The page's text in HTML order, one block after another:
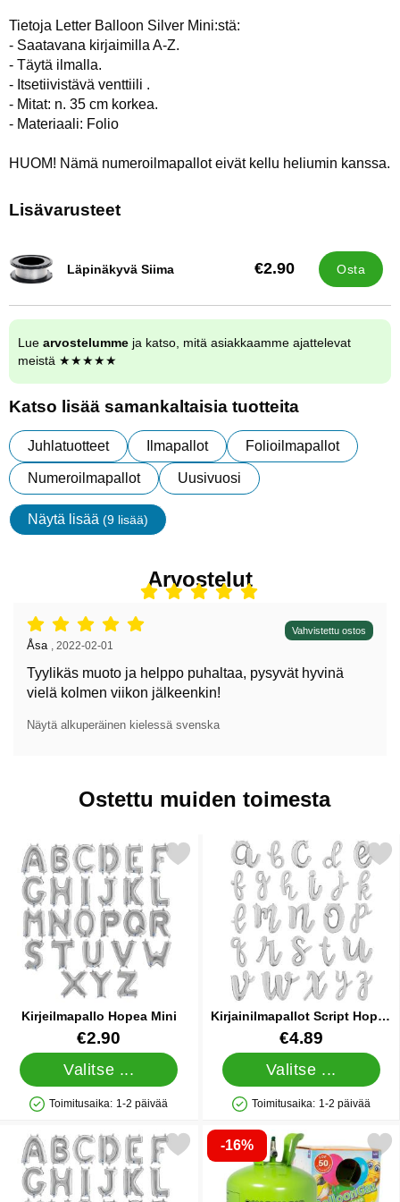
Tietoja Letter Balloon Silver Mini:stä:
- Saatavana kirjaimilla A-Z.
- Täytä ilmalla.
- Itsetiivistävä venttiili .
- Mitat: n. 35 cm korkea.
- Materiaali: Folio
HUOM! Nämä numeroilmapallot eivät kellu heliumin kanssa.
Lisävarusteet
Läpinäkyvä Siima
Tuote.nro 32222 €2.90 Osta
Lue arvostelumme ja katso, mitä asiakkaamme ajattelevat
meistä ★★★★★
Katso lisää samankaltaisia tuotteita
Juhlatuotteet Ilmapallot Folioilmapallot
Numeroilmapallot Uusivuosi
Näytä lisää (9 lisää)
ominaisuudet
Arvostelut
Arvostelu: 5 tähdet / 5, Vahvistettu ostos
Arvostelun kirjoittaja:
Åsa 2022-02-01
Tyylikäs muoto ja helppo puhaltaa, pysyvät hyvinä
vielä kolmen viikon jälkeenkin!
Näytä alkuperäinen kielessä svenska
Ostettu muiden toimesta
Kirjeilmapallo Hopea Mini
Tuote.nro 11374
€2.90
Valitse ...
Saatavuus: Varastossa
Toimitusaika: 1-2 päivää
Merkitse kirjeilmapallo Hopea Mini suosikiksi
Kirjainilmapallot Script Hopea
R
Tuote.nro 20998
€4.89
Valitse ...
Saatavuus: Varastossa
Toimitusaika: 1-2 päivää
Merkitse kirjainilmapallot
Merkitse kirjeilmapallo Hopea Mini R suosikiksi
-16%
Merkitse heliumpullo Iso 50